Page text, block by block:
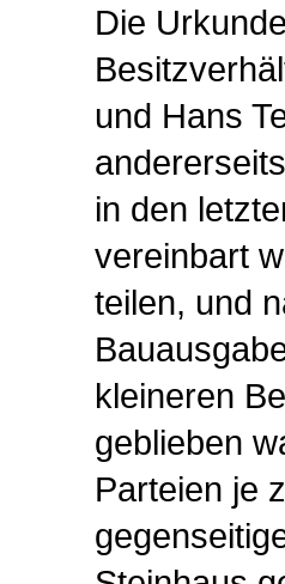
Die
und Hans
in den
vereinbart
teilen, und
kleineren
geblieben
Parteien je